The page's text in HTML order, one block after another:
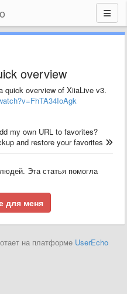
overview
quick overview of XiiaLive v3.
my own URL to favorites?
and restore your favorites
людей. Эта статья помогла
для меня
на платформе UserEcho